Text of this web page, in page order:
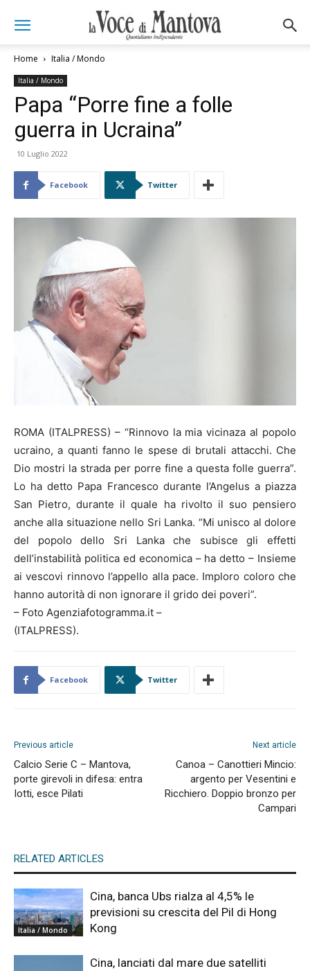
Home Italia / Mondo
Italia / Mondo
Papa “Porre fine a folle
guerra in Ucraina”
10 Luglio 2022
Facebook Twitter
ROMA (ITALPRESS) – “Rinnovo la mia vicinaza al popolo
ucraino, a quanti fanno le spese di brutali attacchi. Che
Dio mostri la strada per porre fine a questa folle guerra”.
Lo ha detto Papa Francesco durante l’Angelus a piazza
San Pietro, durante il quale ha rivolto il suo pensiero
anche alla situazione nello Sri Lanka. “Mi unisco al dolore
del popolo dello Sri Lanka che subisce gli effetti
dell’instabilità politica ed economica – ha detto – Insieme
ai vescovi rinnovo l’appello alla pace. Imploro coloro che
hanno autorità di non ignorare il grido dei poveri”.
– Foto Agenziafotogramma.it –
(ITALPRESS).
Facebook Twitter
Previous article
Calcio Serie C – Mantova,
porte girevoli in difesa: entra
Iotti, esce Pilati
Next article
Canoa – Canottieri Mincio:
argento per Vesentini e
Ricchiero. Doppio bronzo per
Campari
RELATED ARTICLES
Italia / Mondo
Cina, banca Ubs rialza al 4,5% le
previsioni su crescita del Pil di Hong
Kong
Cina, lanciati dal mare due satelliti